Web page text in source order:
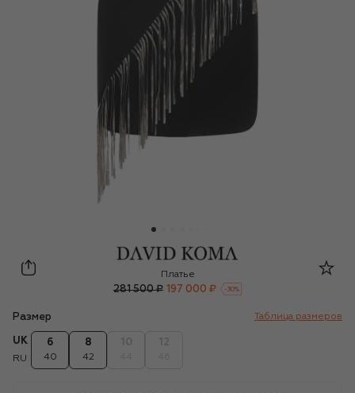
David Koma
Платье
281 500 ₽ 197 000 ₽ -30%
Размер Таблица размеров
UK
RU
6
40
8
42